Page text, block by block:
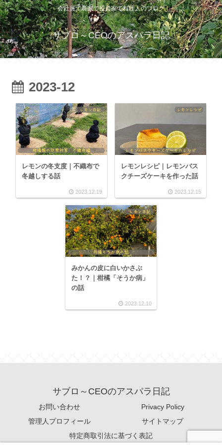
会社員で農家で投資家で料理人のブログ
サブロ～CEOのアスパラ日記
2023-12
レモンの冬支度｜不織布で
冬越しする話
2023.12.19
レモンレシピ｜レモンバス
クチーズケーキを作った話
2023.12.15
みかんの皮に白いかさぶ
た！？｜柑橘「そうか病」
の話
2023.12.10
サブロ～CEOのアスパラ日記
お問い合わせ
Privacy Policy
管理人プロフィール
サイトマップ
特定商取引法に基づく表記